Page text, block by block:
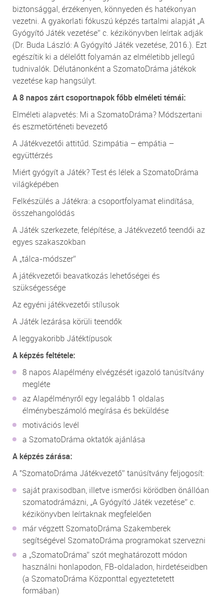
biztonsággal, érzékenyen, könnyeden és hatékonyan
vezetni. A gyakorlati fókuszú képzés tartalmi alapját „A
Gyógyító Játék vezetése” c. kézikönyvben leírtak adják
(Dr. Buda László: A Gyógyító Játék vezetése, 2016.). Ezt
egészítik ki a délelőtt folyamán az elméletibb jellegű
tudnivalók. Délutánonként a SzomatoDráma játékok
vezetése kap hangsúlyt.
A 8 napos zárt csoportnapok főbb elméleti témái:
Elméleti alapvetés: Mi a SzomatoDráma? Módszertani
és eszmetörténeti bevezető
A Játékvezetői attitűd. Szimpátia – empátia –
együttérzés
Miért gyógyít a Játék? Test és lélek a SzomatoDráma
világképében
Felkészülés a Játékra: a csoportfolyamat elindítása,
összehangolódás
A Játék szerkezete, felépítése, a Játékvezető teendői az
egyes szakaszokban
A „tálca-módszer”
A játékvezetői beavatkozás lehetőségei és
szükségessége
Az egyéni játékvezetői stílusok
A Játék lezárása körüli teendők
A leggyakoribb Játéktípusok
A képzés feltétele:
8 napos Alapélmény elvégzését igazoló tanúsítvány
megléte
az Alapélményről egy legalább 1 oldalas
élménybeszámoló megírása és beküldése
motivációs levél
a SzomatoDráma oktatók ajánlása
A képzés zárása:
A "SzomatoDráma Játékvezető” tanúsítvány feljogosít:
saját praxisodban, illetve ismerősi körödben önállóan
szomatodrámázni, „A Gyógyító Játék vezetése” c.
kézikönyvben leírtaknak megfelelően
már végzett SzomatoDráma Szakemberek
segítségével SzomatoDráma programokat szervezni
a „SzomatoDráma” szót meghatározott módon
használni honlapodon, FB-oldaladon, hirdetéseidben
(a SzomatoDráma Központtal egyeztetetett
formában)